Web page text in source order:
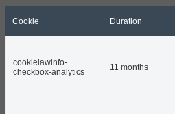
Cookie Duration
cookielawinfo-
checkbox-analytics
11 months